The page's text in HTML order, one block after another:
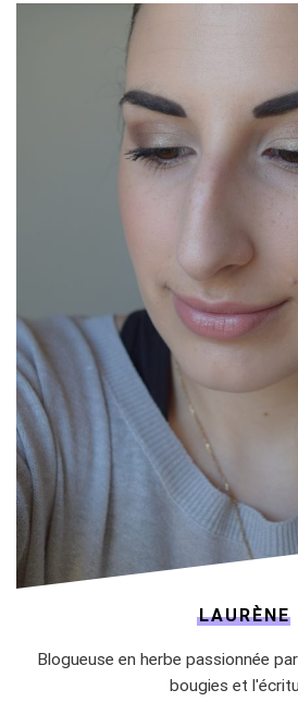
LAURÈNE
Blogueuse en herbe passionnée
bougies et